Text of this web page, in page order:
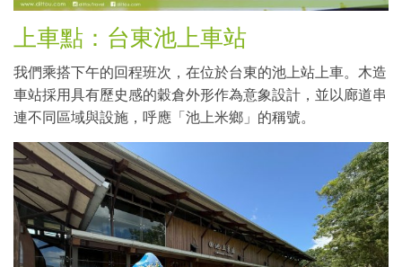
上車點：台東池上車站
我們乘搭下午的回程班次，在位於台東的池上站上車。木造
車站採用具有歷史感的穀倉外形作為意象設計，並以廊道串
連不同區域與設施，呼應「池上米鄉」的稱號。